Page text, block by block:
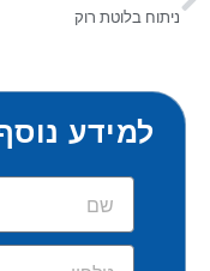
ניתוח בלוטת רוק
למידע